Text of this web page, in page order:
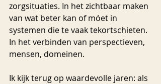
zorgsituaties. In het zichtbaar maken
van wat beter kan of móet in
systemen die te vaak tekortschieten.
In het verbinden van perspectieven,
mensen, domeinen.
Ik kijk terug op waardevolle jaren: als